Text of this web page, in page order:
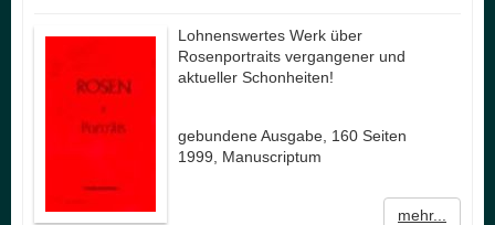
Lohnenswertes Werk über
Rosenportraits vergangener und
aktueller Schonheiten!
gebundene Ausgabe, 160 Seiten
1999, Manuscriptum
mehr...